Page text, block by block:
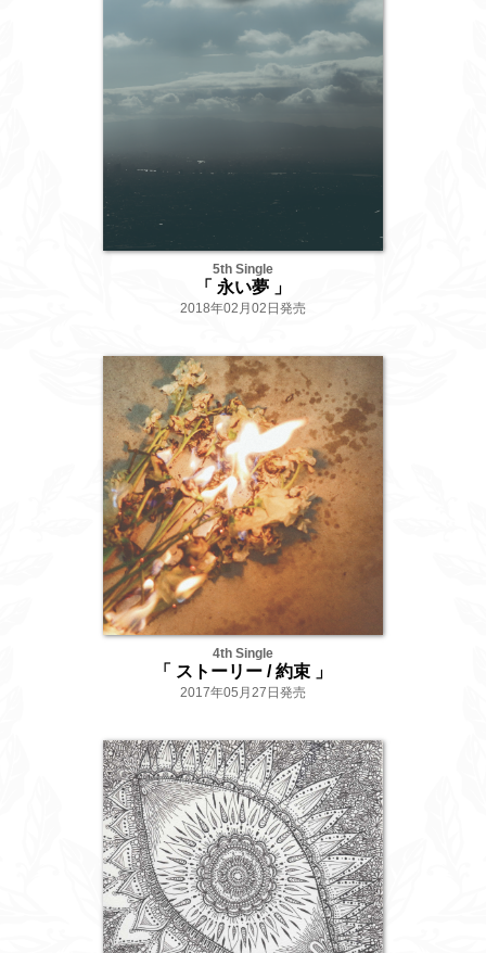
5th Single
「 永い夢 」
2018年02月02日発売
4th Single
「 ストーリー / 約束 」
2017年05月27日発売